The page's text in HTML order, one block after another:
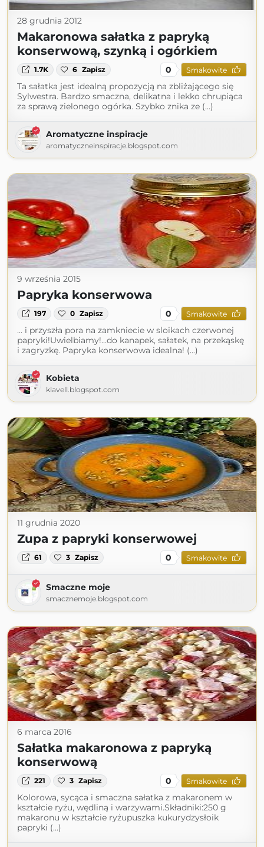
28 grudnia 2012
Makaronowa sałatka z papryką
konserwową, szynką i ogórkiem
1.7K 6 Zapisz 0 Smakowite
Ta sałatka jest idealną propozycją na zbliżającego się
Sylwestra. Bardzo smaczna, delikatna i lekko chrupiąca
za sprawą zielonego ogórka. Szybko znika ze (...)
Aromatyczne inspiracje
aromatyczneinspiracje.blogspot.com
9 września 2015
Papryka konserwowa
197 0 Zapisz 0 Smakowite
... i przyszła pora na zamkniecie w sloikach czerwonej
papryki!Uwielbiamy!...do kanapek, sałatek, na przekąskę
i zagryzkę. Papryka konserwowa idealna! (...)
Kobieta
klavell.blogspot.com
11 grudnia 2020
Zupa z papryki konserwowej
61 3 Zapisz 0 Smakowite
Smaczne moje
smacznemoje.blogspot.com
6 marca 2016
Sałatka makaronowa z papryką
konserwową
221 3 Zapisz 0 Smakowite
Kolorowa, sycąca i smaczna sałatka z makaronem w
kształcie ryżu, wędliną i warzywami.Składniki:250 g
makaronu w kształcie ryżupuszka kukurydzysłoik
papryki (...)